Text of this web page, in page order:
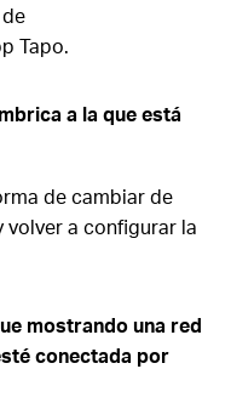
Tapo.
a la que está
de cambiar de
volver a configurar la
mostrando una red
conectada por